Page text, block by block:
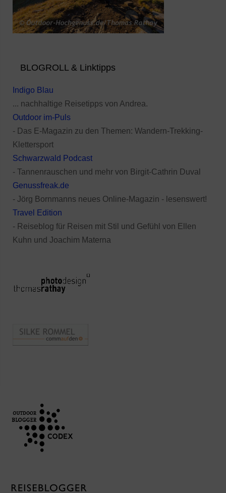
BLOGROLL & Linktipps
Indigo Blau
... nachhaltige Reisetipps von Andrea.
Outdoor im-Puls
- Das E-Magazin zu den Themen: Wandern-Trekking-
Klettersport
Schwarzwald Podcast
- Tannenrauschen und mehr von Birgit-Cathrin Duval
Genussfreak.de
- Jörg Bornmanns neues Online-Magazin - lesenswert!
Travel Edition
- Reiseblog für Reisen mit Stil und Gefühl von Ellen
Kuhn und Joachim Materna